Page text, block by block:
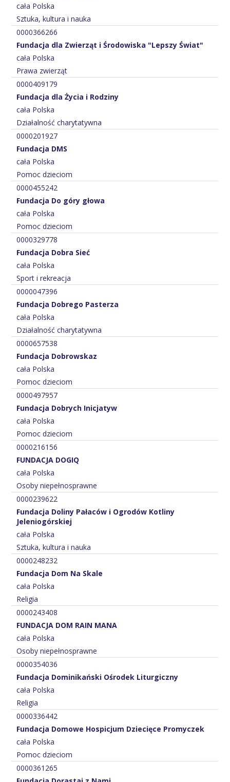
cała Polska
Sztuka, kultura i nauka
0000366266
Fundacja dla Zwierząt i Środowiska "Lepszy Świat"
cała Polska
Prawa zwierząt
0000409179
Fundacja dla Życia i Rodziny
cała Polska
Działalność charytatywna
0000201927
Fundacja DMS
cała Polska
Pomoc dzieciom
0000455242
Fundacja Do góry głowa
cała Polska
Pomoc dzieciom
0000329778
Fundacja Dobra Sieć
cała Polska
Sport i rekreacja
0000047396
Fundacja Dobrego Pasterza
cała Polska
Działalność charytatywna
0000657538
Fundacja Dobrowskaz
cała Polska
Pomoc dzieciom
0000497957
Fundacja Dobrych Inicjatyw
cała Polska
Pomoc dzieciom
0000216156
FUNDACJA DOGIQ
cała Polska
Osoby niepełnosprawne
0000239622
Fundacja Doliny Pałaców i Ogrodów Kotliny
Jeleniogórskiej
cała Polska
Sztuka, kultura i nauka
0000248232
Fundacja Dom Na Skale
cała Polska
Religia
0000243408
FUNDACJA DOM RAIN MANA
cała Polska
Osoby niepełnosprawne
0000354036
Fundacja Dominikański Ośrodek Liturgiczny
cała Polska
Religia
0000336442
Fundacja Domowe Hospicjum Dziecięce Promyczek
cała Polska
Pomoc dzieciom
0000361265